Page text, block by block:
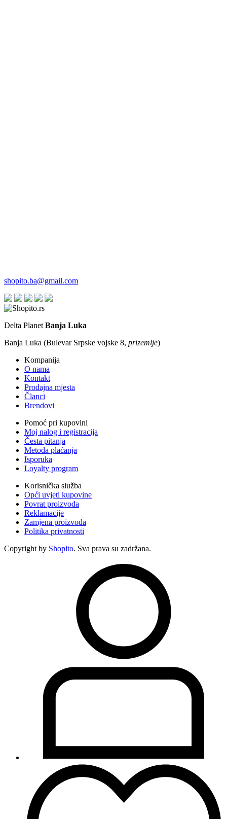
shopito.ba@gmail.com
Delta Planet Banja Luka
Banja Luka (Bulevar Srpske vojske 8, prizemlje)
Kompanija
O nama
Kontakt
Prodajna mjesta
Članci
Brendovi
Pomoć pri kupovini
Moj nalog i registracija
Česta pitanja
Metoda plaćanja
Isporuka
Loyalty program
Korisnička služba
Opći uvjeti kupovine
Povrat proizvoda
Reklamacije
Zamjena proizvoda
Politika privatnosti
Copyright by Shopito. Sva prava su zadržana.